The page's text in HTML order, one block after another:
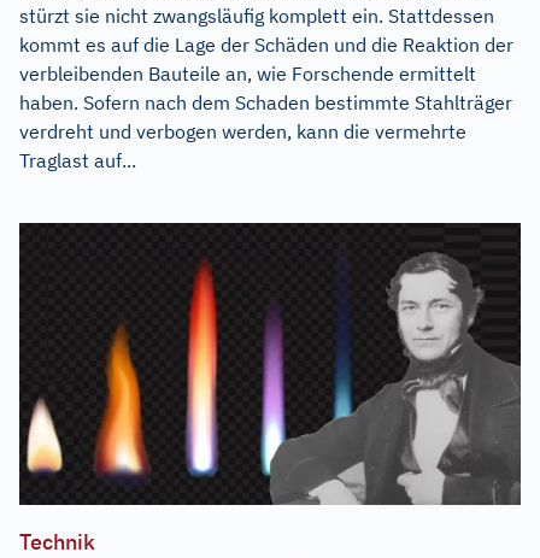
stürzt sie nicht zwangsläufig komplett ein. Stattdessen
kommt es auf die Lage der Schäden und die Reaktion der
verbleibenden Bauteile an, wie Forschende ermittelt
haben. Sofern nach dem Schaden bestimmte Stahlträger
verdreht und verbogen werden, kann die vermehrte
Traglast auf...
Technik